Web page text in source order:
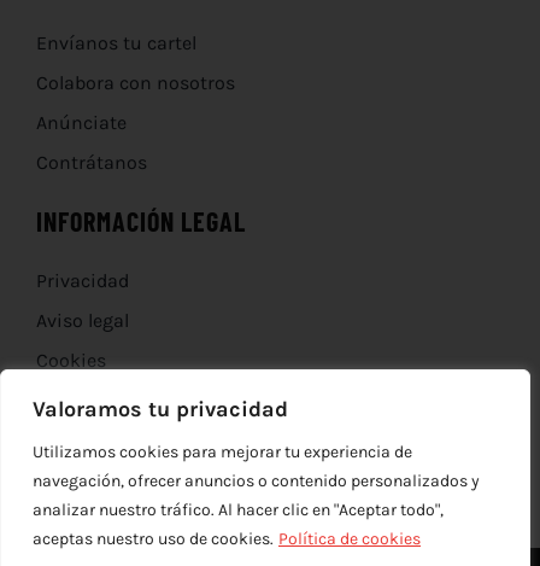
Valoramos tu privacidad
Utilizamos cookies para mejorar tu experiencia de
navegación, ofrecer anuncios o contenido personalizados y
analizar nuestro tráfico. Al hacer clic en "Aceptar todo",
aceptas nuestro uso de cookies. Política de cookies
Envíanos tu cartel
Colabora con nosotros
Anúnciate
Contrátanos
INFORMACIÓN LEGAL
Privacidad
Aviso legal
Cookies
Devoluciones